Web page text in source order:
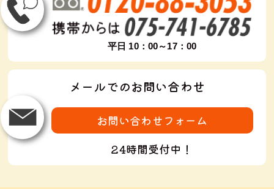
平日 10：00～17：00
メールでのお問い合わせ
お問い合わせフォーム
24時間受付中！